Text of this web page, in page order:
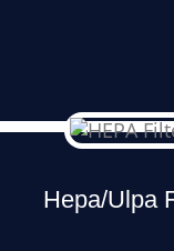
Hepa/Ulpa